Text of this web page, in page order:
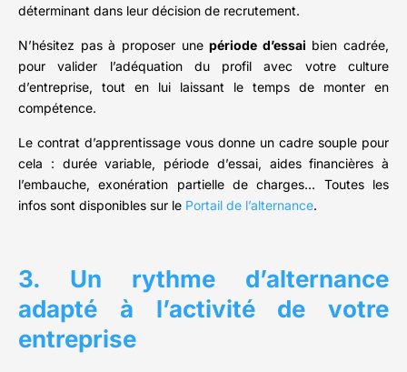
déterminant dans leur décision de recrutement.
N’hésitez pas à proposer unepériode d’essai bien cadrée,
pour valider l’adéquation du profil avec votre culture
d’entreprise, tout en lui laissant le temps de monter en
compétence.
Le contrat d’apprentissage vous donne un cadre souple pour
cela : durée variable, période d’essai, aides financières à
l’embauche, exonération partielle de charges… Toutes les
infos sont disponibles sur le Portail de l’alternance.
3. Un rythme d’alternance
adapté à l’activité de votre
entreprise